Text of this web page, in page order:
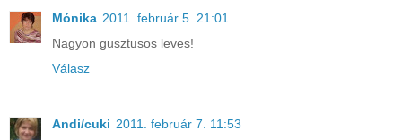
Mónika 2011. február 5. 21:01
Nagyon gusztusos leves!
Válasz
Andi/cuki 2011. február 7. 11:53